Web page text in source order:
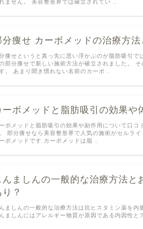
ません。 美容整形界では確立されてい …
分痩せ カーボメッドの治療方法
痩せというと真っ先に思い浮かぶのが脂肪吸引で
部分痩せで新しい施術方法が確立されました。 そ
。 あまり聞き慣れない名前のカーボ …
ーボメッドと脂肪吸引の効果や
ボメッドと脂肪吸引の効果や副作用について口コ
部分痩せなら美容整形界で人気の施術がセルライ
ボメッドです カーボメッドは脂 …
んましんの一般的な治療方法と
？
ましんの一般的な治療方法は抗ヒスタミン薬を内
ましんにはアレルギー物質が原因である内因性と